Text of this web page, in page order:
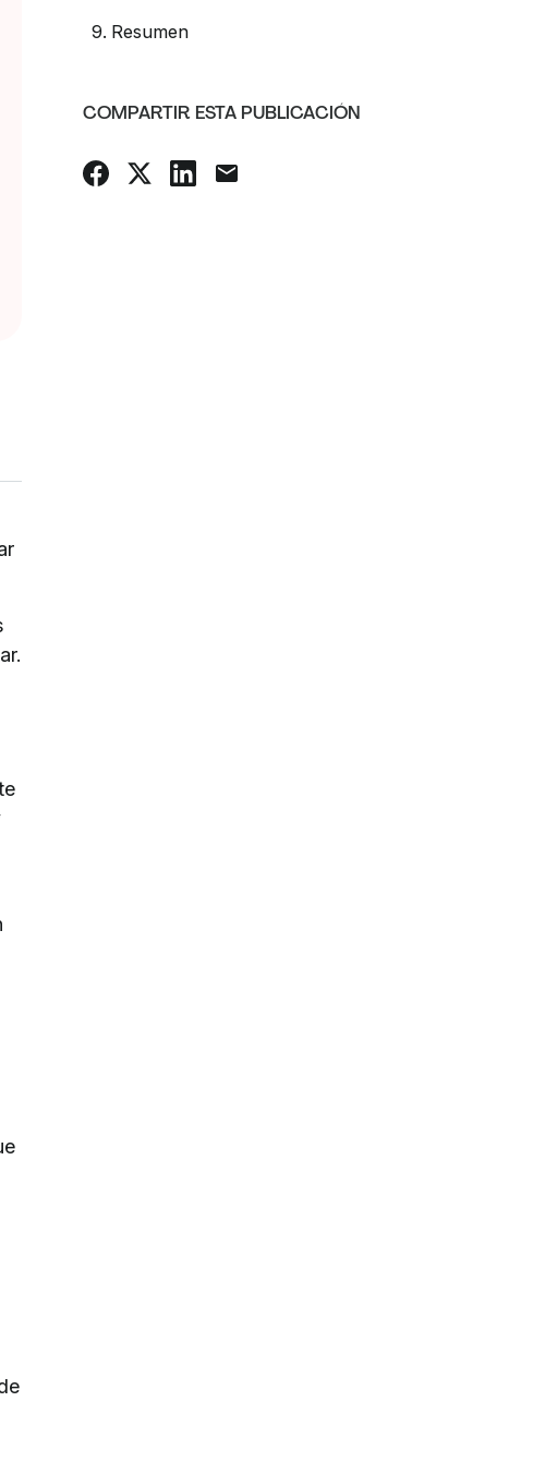
9. Resumen
COMPARTIR ESTA PUBLICACIÓN